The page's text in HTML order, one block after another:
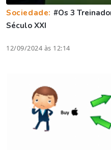
Sociedade: #Os 3
Século XXI
12/09/2024 às 12:14